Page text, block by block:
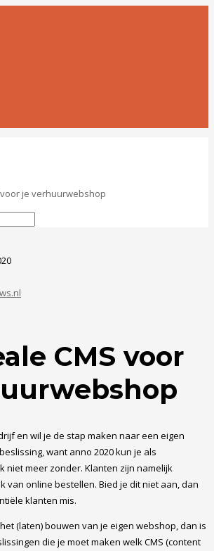
je verhuurwebshop
CMS voor
en wil je de stap maken naar een eigen
want anno 2020 kun je als
niet meer zonder. Klanten zijn namelijk
van online bestellen. Bied je dit niet aan, dan
klanten mis.
(laten) bouwen van je eigen webshop, dan is
die je moet maken welk CMS (content